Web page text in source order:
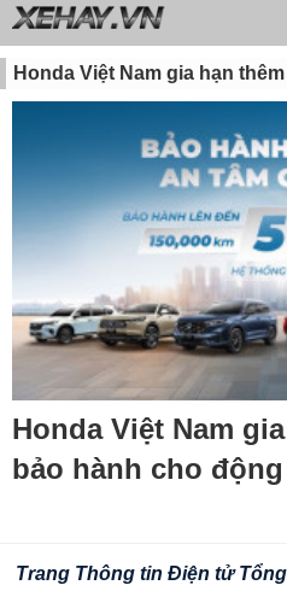
Honda Việt Nam gia hạn
Honda Việt Nam
bảo hành cho
Trang Thông tin Điện tử